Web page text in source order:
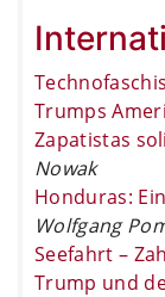
Trumps
Zapatistas
Nowak
Honduras:
Wolfgang
Seefahrt –
Trump und